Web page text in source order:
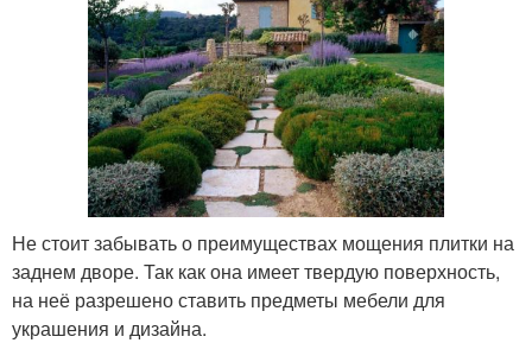
Не стоит забывать о преимуществах мощения плитки на
заднем дворе. Так как она имеет твердую поверхность,
на неё разрешено ставить предметы мебели для
украшения и дизайна.